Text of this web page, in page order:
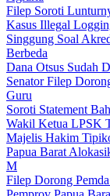
Filep Soroti
Kasus Illegal
Singgung Soal
Berbeda
Dana Otsus Sudah
Senator Filep
Guru
Soroti Statement
Wakil Ketua LPSK
Majelis Hakim
Papua Barat
M
Filep Dorong